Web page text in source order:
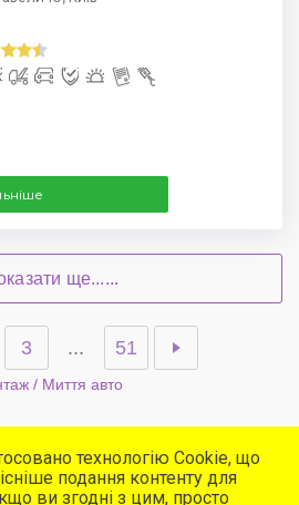
ще......
3 ... 51
/ Миття авто
сервіси
СТО
технологію Cookie, що
подання контенту для
ви згодні з цим, просто